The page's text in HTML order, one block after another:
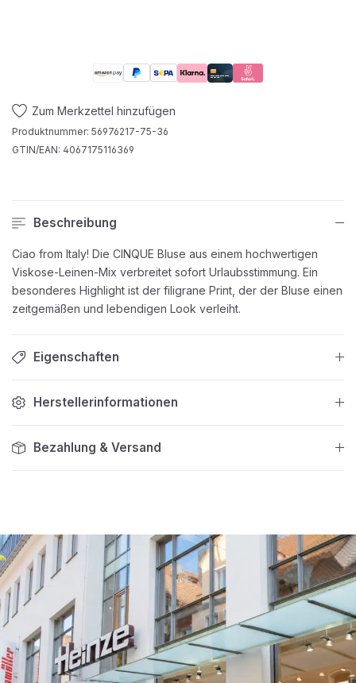
Zum Merkzettel hinzufügen
Produktnummer: 56976217-75-36
GTIN/EAN: 4067175116369
Beschreibung
Ciao from Italy! Die CINQUE Bluse aus einem hochwertigen
Viskose-Leinen-Mix verbreitet sofort Urlaubsstimmung. Ein
besonderes Highlight ist der filigrane Print, der der Bluse einen
zeitgemäßen und lebendigen Look verleiht.
Eigenschaften
Herstellerinformationen
Bezahlung & Versand